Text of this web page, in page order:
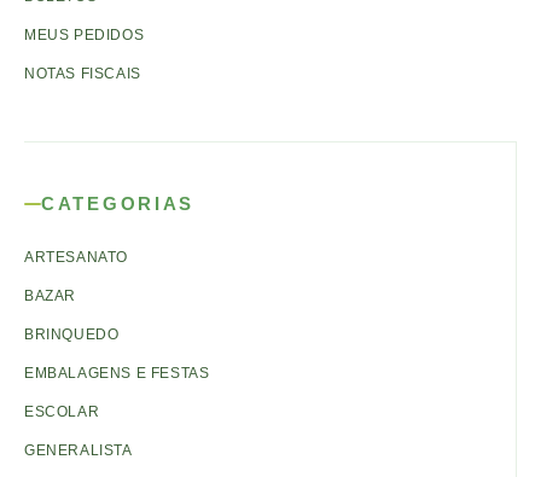
MEUS PEDIDOS
NOTAS FISCAIS
CATEGORIAS
ARTESANATO
BAZAR
BRINQUEDO
EMBALAGENS E FESTAS
ESCOLAR
GENERALISTA